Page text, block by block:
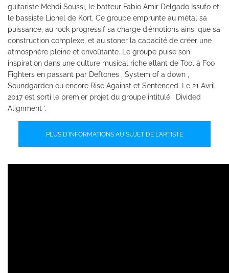
guitariste Mehdi Soussi, le batteur Fabio Amir Delgado Issufo et
le bassiste Lionel de Kort. Ce groupe emprunte au métal sa
puissance, au rock progressif sa charge d’émotions ainsi que sa
construction complexe, et au stoner la capacité de créer une
atmosphère pleine et envoûtante. Le groupe puise son
inspiration dans une culture musical riche allant de Tool à Foo
Fighters en passant par Deftones , System of a down ,
Soundgarden ou encore Rise Against et Sentenced. Le 21 Avril
2017 est sorti le premier projet du groupe intitulé ‘ Divided
Alignment ‘.
PLUS D'INFORMATIONS AU SUJET DE L'ARTISTE